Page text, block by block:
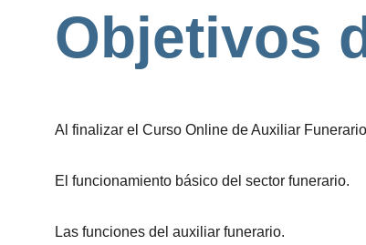
Objetivos
Al finalizar el Curso Online de Auxiliar
El funcionamiento básico del sector funerario.
Las funciones del auxiliar funerario.